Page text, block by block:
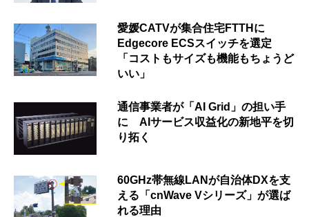
愛媛CATVが集合住宅FTTHに
Edgecore ECSスイッチを選定
「コストもサイズも機能もちょうど
いい」
通信事業者が「AI Grid」の担い手
に AIサービス収益化の新地平を切
り拓く
60GHz帯無線LANが自治体DXを支
える「cnWave Vシリーズ」が選ば
れる理由